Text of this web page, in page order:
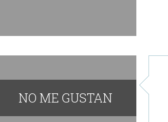
NO ME GUSTAN